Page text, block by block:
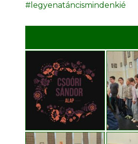
#legyenatáncismindenkié